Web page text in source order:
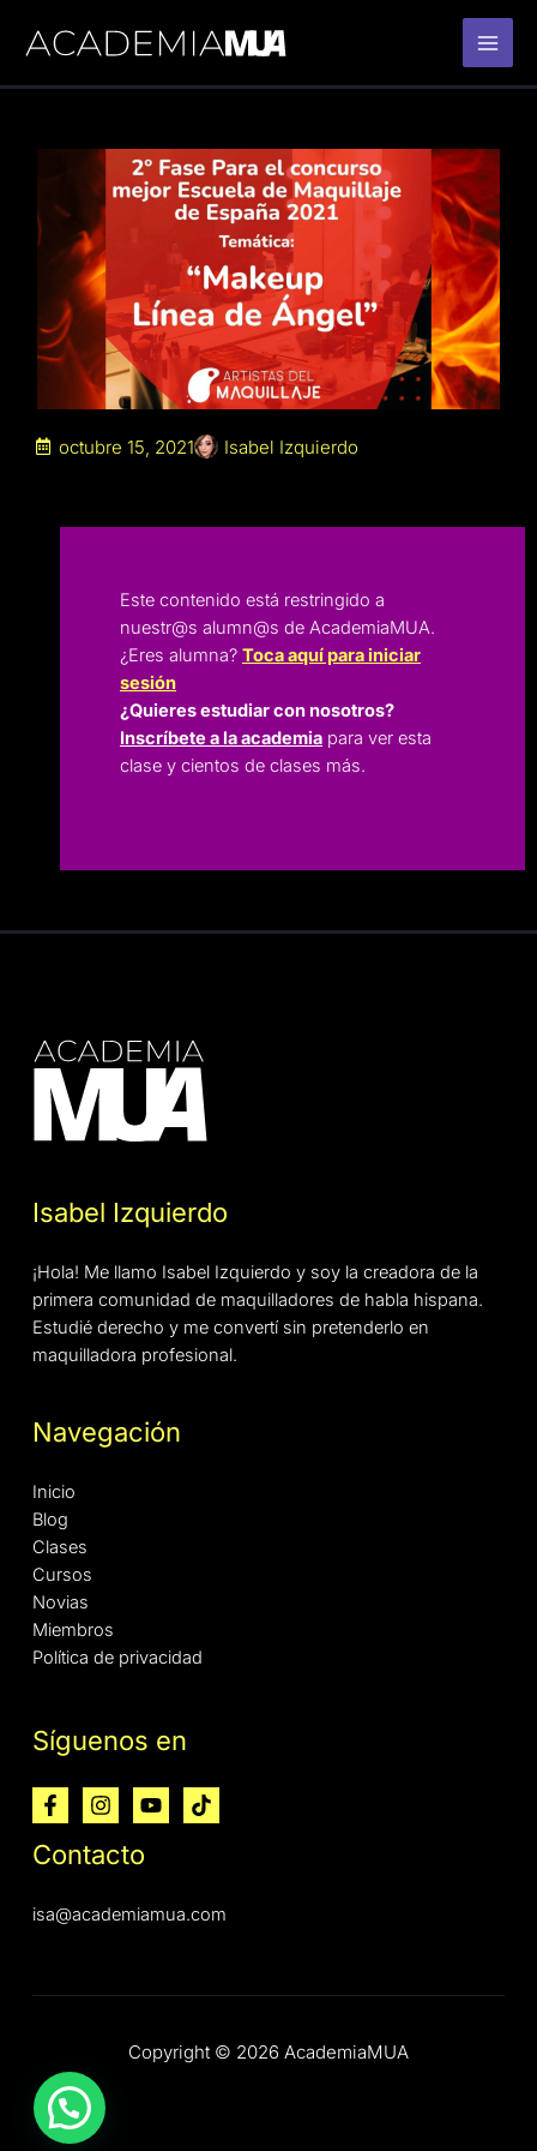
octubre 15, 2021 Isabel Izquierdo
Este contenido está restringido a
nuestr@s alumn@s de AcademiaMUA.
¿Eres alumna? Toca aquí para iniciar
sesión
¿Quieres estudiar con nosotros?
Inscríbete a la academia para ver esta
clase y cientos de clases más.
Isabel Izquierdo
¡Hola! Me llamo Isabel Izquierdo y soy la creadora de la
primera comunidad de maquilladores de habla hispana.
Estudié derecho y me convertí sin pretenderlo en
maquilladora profesional.
Navegación
Inicio
Blog
Clases
Cursos
Novias
Miembros
Política de privacidad
Síguenos en
Contacto
isa@academiamua.com
Copyright © 2026 AcademiaMUA